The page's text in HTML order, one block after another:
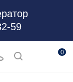
59
0